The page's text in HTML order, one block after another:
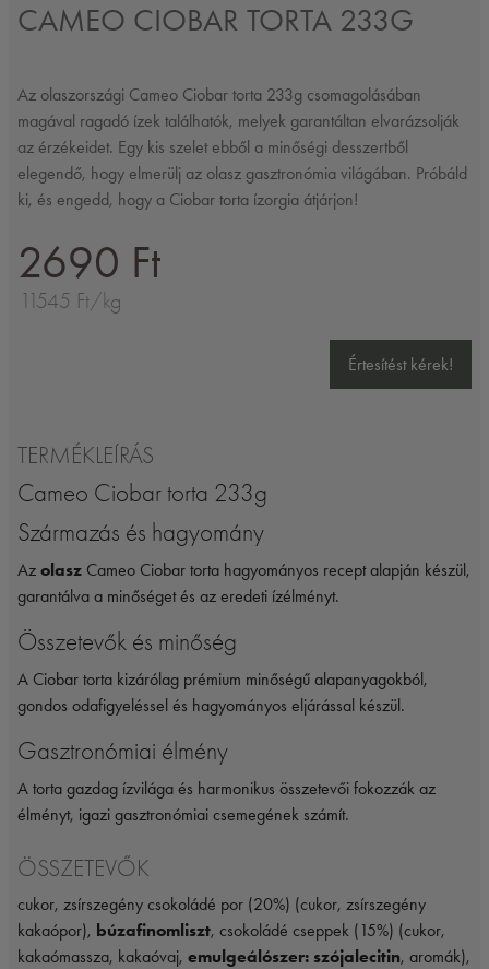
CAMEO CIOBAR TORTA 233G
Az olaszországi Cameo Ciobar torta 233g csomagolásában
magával ragadó ízek találhatók, melyek garantáltan elvarázsolják
az érzékeidet. Egy kis szelet ebből a minőségi desszertből
elegendő, hogy elmerülj az olasz gasztronómia világában. Próbáld
ki, és engedd, hogy a Ciobar torta ízorgia átjárjon!
2690 Ft
11545 Ft/kg
Értesítést kérek!
TERMÉKLEÍRÁS
Cameo Ciobar torta 233g
Származás és hagyomány
Az olasz Cameo Ciobar torta hagyományos recept alapján készül,
garantálva a minőséget és az eredeti ízélményt.
Összetevők és minőség
A Ciobar torta kizárólag prémium minőségű alapanyagokból,
gondos odafigyeléssel és hagyományos eljárással készül.
Gasztronómiai élmény
A torta gazdag ízvilága és harmonikus összetevői fokozzák az
élményt, igazi gasztronómiai csemegének számít.
ÖSSZETEVŐK
cukor, zsírszegény csokoládé por (20%) (cukor, zsírszegény
kakaópor), búzafinomliszt, csokoládé cseppek (15%) (cukor,
kakaómassza, kakaóvaj, emulgeálószer: szójalecitin, aromák),